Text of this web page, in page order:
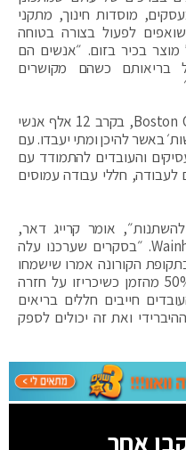
מוסדות חינוך, מתקני
לפעול בצורה בטוחה
בכיר בזום. ״אנשים הם
כשהם מקושרים
במחקר שערכה Boston Consulting Group, בקרב 12 אלף אנשי
באשר להיכן ומתי יעבדו. עם
והעובדים להתמודד עם
לעבודה, חללי עבודה עמוסים
אומר קרייג דאר,
אנליסט בכיר ב- Wainhouse Research. ״בסקרים שערכנו עלה
בתקופת הקורונה אמרו שישמחו
להמשיך ולעבוד מרחוק לפחות ב-50% מהזמן כשיכריזו על חזרה
חייבים חללים בריאים
ואת זה יכולים לספק
אחר